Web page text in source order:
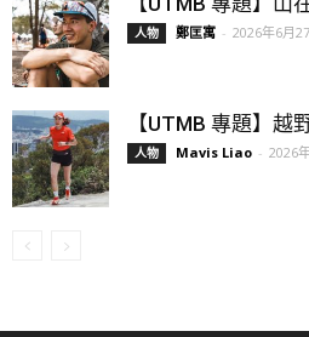
人物 鄭匡寓 - 2026年6月
【UTMB 專題】越
人物 Mavis Liao - 2026